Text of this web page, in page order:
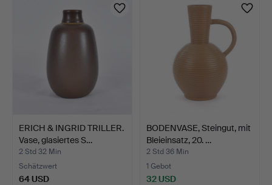
ERICH & INGRID TRILLER.
Vase, glasiertes S…
2 Std 32 Min
Schätzwert
64 USD
BODENVASE, Steingut, mit
Bleieinsatz, 20. …
2 Std 36 Min
1 Gebot
32 USD